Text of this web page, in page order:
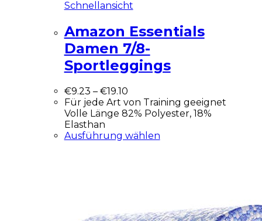
Schnellansicht
Amazon Essentials
Damen 7/8-
Sportleggings
€9.23 – €19.10
Für jede Art von Training geeignet
Volle Länge 82% Polyester, 18%
Elasthan
Ausführung wählen